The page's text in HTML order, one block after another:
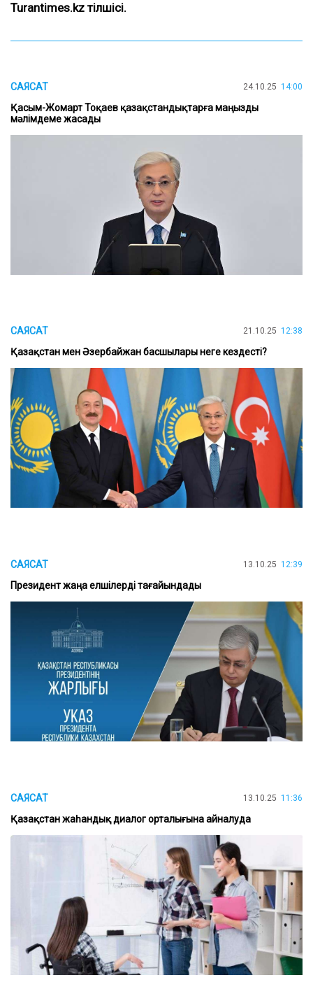
Turantimes.kz тілшісі.
САЯСАТ 24.10.25 14:00
Қасым-Жомарт Тоқаев қазақстандықтарға маңызды
мәлімдеме жасады
САЯСАТ 21.10.25 12:38
Қазақстан мен Әзербайжан басшылары неге кездесті?
САЯСАТ 13.10.25 12:39
Президент жаңа елшілерді тағайындады
САЯСАТ 13.10.25 11:36
Қазақстан жаһандық диалог орталығына айналуда